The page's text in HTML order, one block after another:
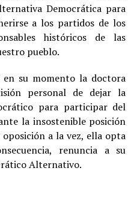
Democrática para
a los partidos de los
históricos de las
pueblo.
su momento la doctora
personal de dejar la
para participar del
la insostenible posición
a la vez, ella opta
renuncia a su
Alternativo.